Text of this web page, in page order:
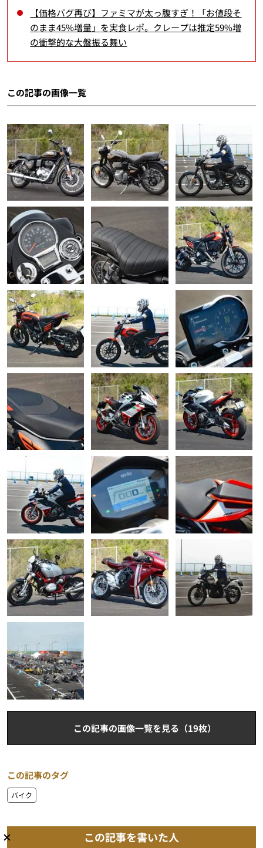
【価格バグ再び】ファミマが太っ腹すぎ！「お値段そ
のまま45%増量」を実食レポ。クレープは推定59%増
の衝撃的な大盤振る舞い
この記事の画像一覧
この記事の画像一覧を見る（19枚）
この記事のタグ
バイク
この記事を書いた人